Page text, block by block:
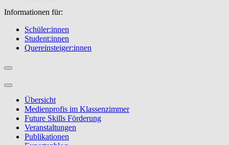
Informationen für:
Schüler:innen
Student:innen
Quereinsteiger:innen
Übersicht
Medienprofis im Klassenzimmer
Future Skills Förderung
Veranstaltungen
Publikationen